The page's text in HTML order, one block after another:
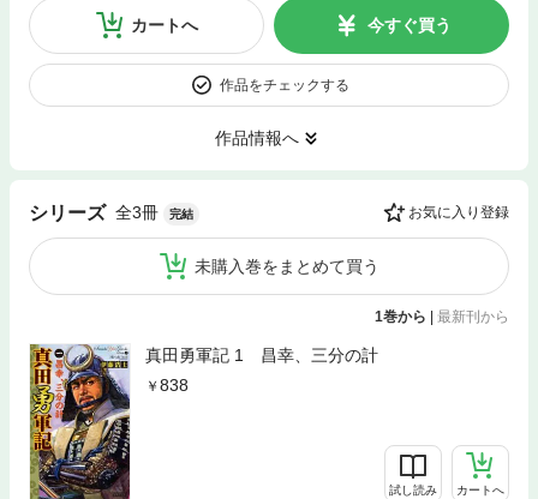
カートへ 今すぐ買う
作品をチェックする
作品情報へ
シリーズ 全3冊 完結 お気に入り登録
未購入巻をまとめて買う
1巻から 最新刊から
真田勇軍記 1 昌幸、三分の計
838
試し読み カートへ